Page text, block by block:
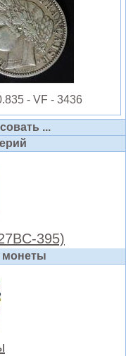
- VF - 3436
...
395)
монеты